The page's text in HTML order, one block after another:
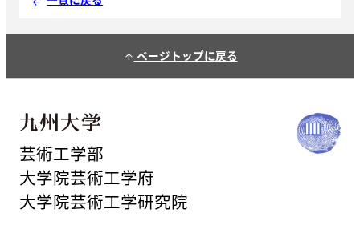
arrow_upward ページトップに戻る
芸術工学部
大学院芸術工学府
大学院芸術工学研究院